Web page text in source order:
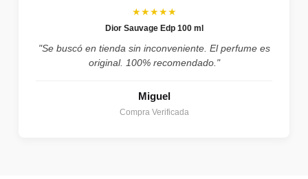
★★★★★
Dior Sauvage Edp 100 ml
"Se buscó en tienda sin inconveniente. El perfume es
original. 100% recomendado."
Miguel
Compra Verificada